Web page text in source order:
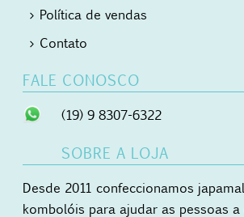
Política de vendas
Contato
FALE CONOSCO
(19) 9 8307-6322
SOBRE A LOJA
Desde 2011 confeccionamos
kombolóis para ajudar as pessoas a